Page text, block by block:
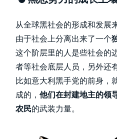
从全球黑社会的形成和发展
由于社会上分离出来了一个
这个阶层里的人是些社会的
者等社会底层人员，另外还
比如意大利黑手党的前身，
成的， 他们在封建地主的领
农民的武装力量。